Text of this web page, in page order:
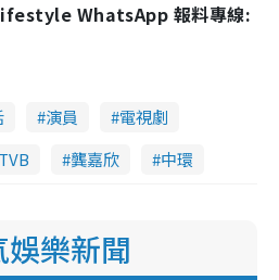
WhatsApp 報料專線:
演員
電視劇
TVB 龔嘉欣 中環
樂新聞